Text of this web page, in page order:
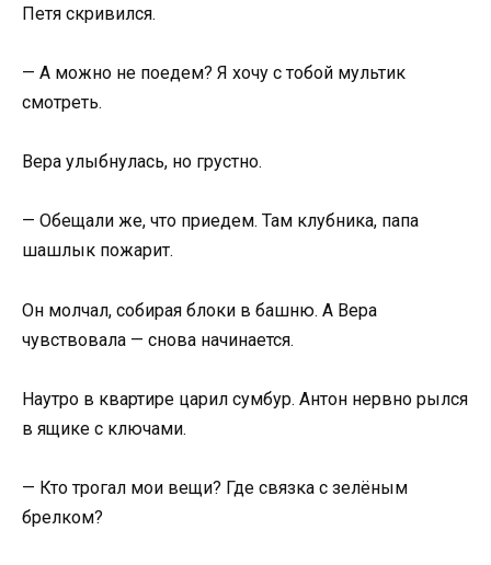
Петя скривился.
— А можно не поедем? Я хочу с тобой мультик
смотреть.
Вера улыбнулась, но грустно.
— Обещали же, что приедем. Там клубника, папа
шашлык пожарит.
Он молчал, собирая блоки в башню. А Вера
чувствовала — снова начинается.
Наутро в квартире царил сумбур. Антон нервно рылся
в ящике с ключами.
— Кто трогал мои вещи? Где связка с зелёным
брелком?